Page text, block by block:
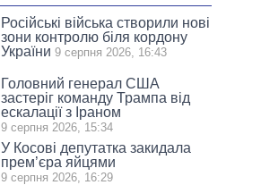
Російські війська створили нові
зони контролю біля кордону
України 9 серпня 2026, 16:43
Головний генерал США
застеріг команду Трампа від
ескалації з Іраном
9 серпня 2026, 15:34
У Косові депутатка закидала
прем’єра яйцями
9 серпня 2026, 16:29